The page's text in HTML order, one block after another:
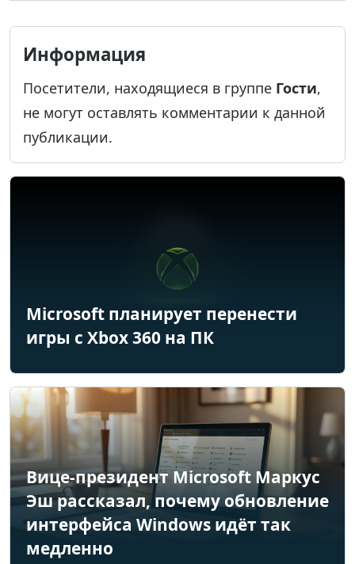
Информация
Посетители, находящиеся в группе Гости,
не могут оставлять комментарии к данной
публикации.
Microsoft планирует перенести
игры с Xbox 360 на ПК
Вице-президент Microsoft Маркус
Эш рассказал, почему обновление
интерфейса Windows идёт так
медленно